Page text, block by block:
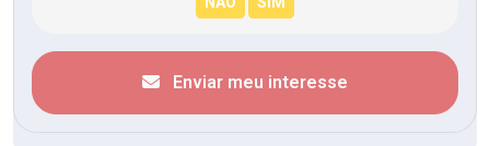
Enviar meu interesse